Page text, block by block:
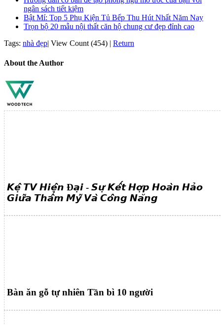
ngân sách tiết kiệm
Bật Mí: Top 5 Phụ Kiện Tủ Bếp Thu Hút Nhất Năm Nay
Trọn bộ 20 mẫu nội thất căn hộ chung cư đẹp đỉnh cao
Tags: nhà đẹp| View Count (454) | Return
About the Author
𝙆𝙚̣̂ 𝙏𝙑 𝙃𝙞𝙚̣̂𝙣 Đ𝙖̣𝙞 - 𝙎𝙪̛̣ 𝙆𝙚̂́𝙩 𝙃𝙤̛̣𝙥 𝙃𝙤𝙖̀𝙣 𝙃𝙖̉𝙤
𝙂𝙞𝙪̛̃𝙖 𝙏𝙝𝙖̂̉𝙢 𝙈𝙮̃ 𝙑𝙖̀ 𝘾𝙤̂𝙣𝙜 𝙉𝙖̆𝙣𝙜
Bàn ăn gỗ tự nhiên Tần bì 10 người